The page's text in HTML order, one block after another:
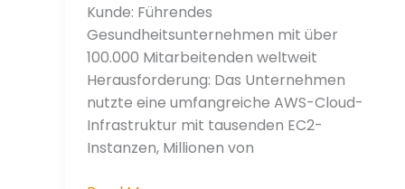
Kunde: Führendes
Gesundheitsunternehmen mit über
100.000 Mitarbeitenden weltweit
Herausforderung: Das Unternehmen
nutzte eine umfangreiche AWS-Cloud-
Infrastruktur mit tausenden EC2-
Instanzen, Millionen von